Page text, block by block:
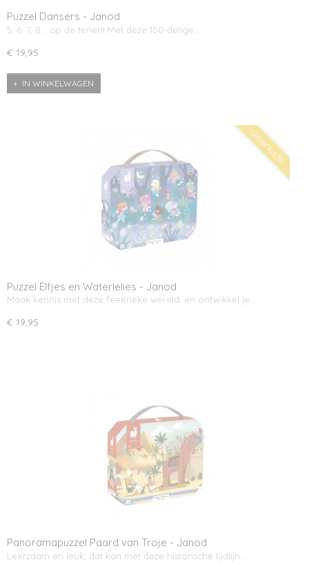
Puzzel Dansers - Janod
5, 6, 7, 8… op de tenen! Met deze 100-delige…
€ 19,95
IN WINKELWAGEN
Uitverkocht
Puzzel Elfjes en Waterlelies - Janod
Maak kennis met deze feeërieke wereld, en ontwikkel je…
€ 19,95
Panoramapuzzel Paard van Troje - Janod
Leerzaam en leuk, dat kan met deze historische tijdlijn.…